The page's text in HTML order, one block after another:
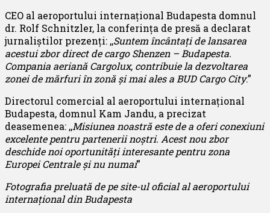
CEO al aeroportului internațional Budapesta domnul
dr. Rolf Schnitzler, la conferința de presă a declarat
jurnaliștilor prezenți: ,,Suntem încântați de lansarea
acestui zbor direct de cargo Shenzen – Budapesta.
Compania aeriană Cargolux, contribuie la dezvoltarea
zonei de mărfuri în zonă și mai ales a BUD Cargo City.”
Directorul comercial al aeroportului internațional
Budapesta, domnul Kam Jandu, a precizat
deasemenea: ,,Misiunea noastră este de a oferi conexiuni
excelente pentru partenerii noștri. Acest nou zbor
deschide noi oportunități interesante pentru zona
Europei Centrale și nu numai”
Fotografia preluată de pe site-ul oficial al aeroportului
internațional din Budapesta